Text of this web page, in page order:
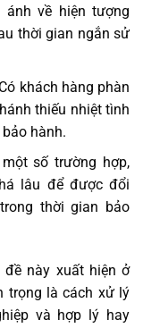
về hiện tượng
thời gian ngắn sử
Có khách hàng phàn
thiếu nhiệt tình
hành.
số trường hợp,
lâu để được đổi
thời gian bảo
đề này xuất hiện ở
trọng là cách xử lý
và hợp lý hay